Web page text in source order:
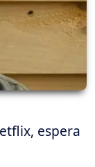
espera